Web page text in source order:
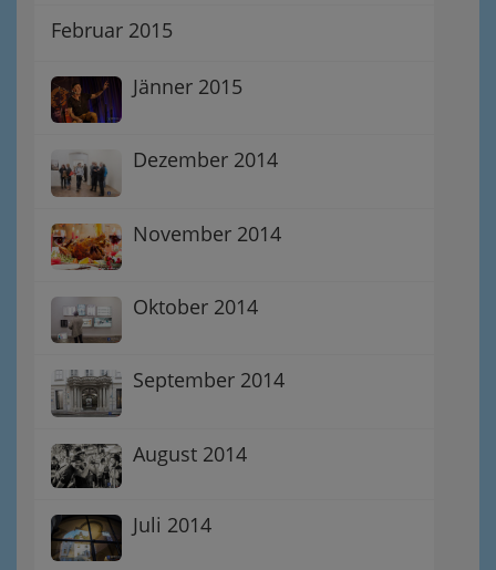
Februar 2015
Jänner 2015
Dezember 2014
November 2014
Oktober 2014
September 2014
August 2014
Juli 2014